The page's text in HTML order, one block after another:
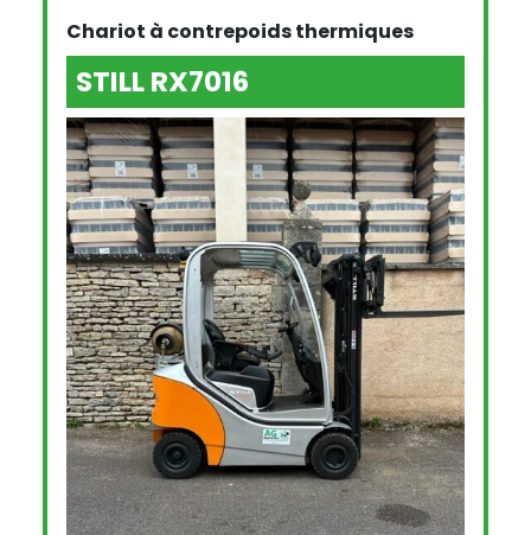
Chariot à contrepoids thermiques
STILL RX7016